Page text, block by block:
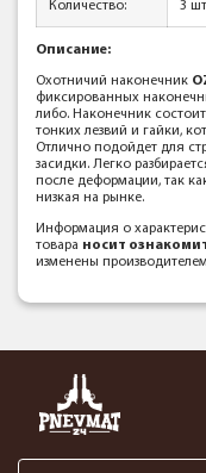
Количество: 3
Описание:
Охотничий наконечник
фиксированных
либо. Наконечник
тонких лезвий и гайки,
Отлично подойдет для
засидки. Легко
после деформации, так
низкая на рынке.
Информация о
товара носит
изменены